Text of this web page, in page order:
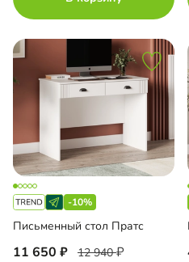
-10%
Письменный стол Пратс
11 650 12 940